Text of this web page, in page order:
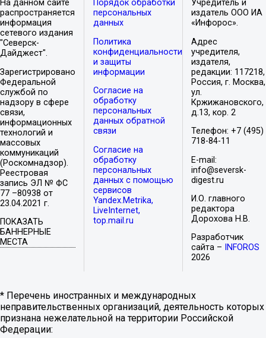
На данном сайте
распространяется
информация
сетевого издания
"Северск-
Дайджест".
Зарегистрировано
Федеральной
службой по
надзору в сфере
связи,
информационных
технологий и
массовых
коммуникаций
(Роскомнадзор).
Реестровая
запись ЭЛ № ФС
77 –80938 от
23.04.2021 г.
ПОКАЗАТЬ
БАННЕРНЫЕ
МЕСТА
Порядок обработки
персональных
данных
Политика
конфиденциальности
и защиты
информации
Согласие на
обработку
персональных
данных обратной
связи
Согласие на
обработку
персональных
данных с помощью
сервисов
Yandex.Metrika,
LiveInternet,
top.mail.ru
Учредитель и
издатель ООО ИА
«Инфорос».
Адрес
учредителя,
издателя,
редакции: 117218,
Россия, г. Москва,
ул.
Кржижановского,
д.13, кор. 2
Телефон: +7 (495)
718-84-11
E-mail:
info@seversk-
digest.ru
И.О. главного
редактора
Дорохова Н.В.
Разработчик
сайта –
INFOROS
2026
* Перечень иностранных и международных
неправительственных организаций, деятельность которых
признана нежелательной на территории Российской
Федерации: